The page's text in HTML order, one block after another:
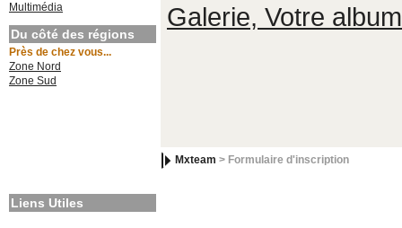
Multimédia
Du côté des régions
Près de chez vous...
Zone Nord
Zone Sud
Liens Utiles
Galerie, Votre
Mxteam > Formulaire d'inscription